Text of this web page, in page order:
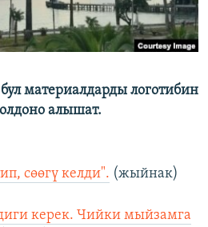
материалдарды логотибин
алышат.
сөөгү келди". (жыйнак)
керек. Чийки мыйзамга